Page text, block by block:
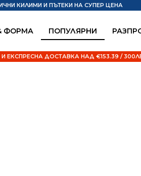
ФОРМА ПОПУЛЯРНИ
КИЛИМИ И ПЪТЕКИ НА СУПЕР ЦЕНА
ЕКСПРЕСНА ДОСТАВКА НАД €153.39 /